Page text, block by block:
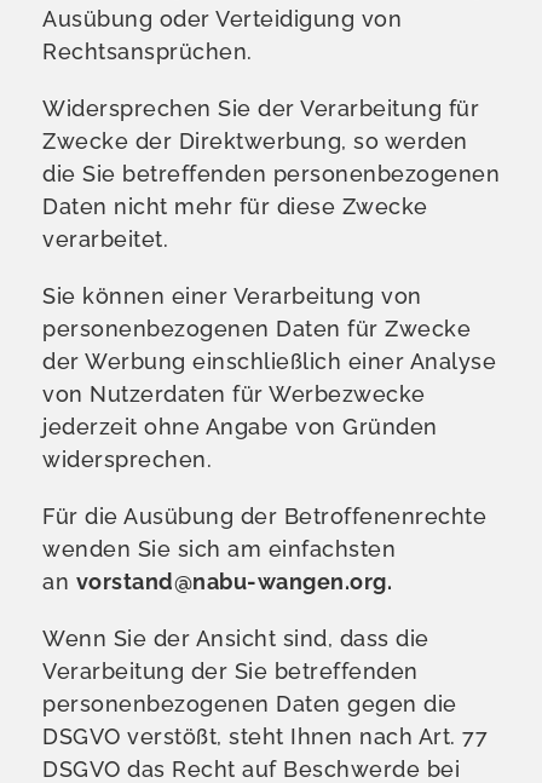
Ausübung oder Verteidigung von
Rechtsansprüchen.
Widersprechen Sie der Verarbeitung für
Zwecke der Direktwerbung, so werden
die Sie betreffenden personenbezogenen
Daten nicht mehr für diese Zwecke
verarbeitet.
Sie können einer Verarbeitung von
personenbezogenen Daten für Zwecke
der Werbung einschließlich einer Analyse
von Nutzerdaten für Werbezwecke
jederzeit ohne Angabe von Gründen
widersprechen.
Für die Ausübung der Betroffenenrechte
wenden Sie sich am einfachsten
an vorstand@nabu-wangen.org.
Wenn Sie der Ansicht sind, dass die
Verarbeitung der Sie betreffenden
personenbezogenen Daten gegen die
DSGVO verstößt, steht Ihnen nach Art. 77
DSGVO das Recht auf Beschwerde bei